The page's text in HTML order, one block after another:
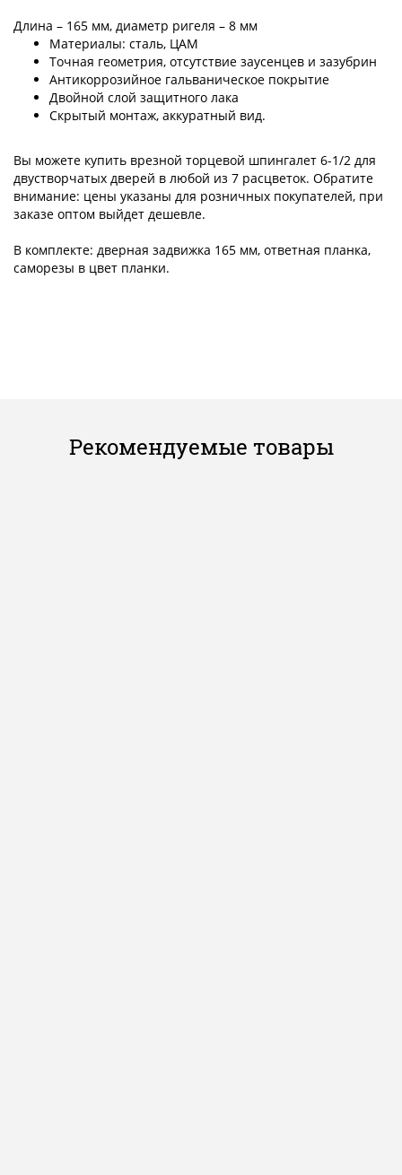
Длина – 165 мм, диаметр ригеля – 8 мм
Материалы: сталь, ЦАМ
Точная геометрия, отсутствие заусенцев и зазубрин
Антикоррозийное гальваническое покрытие
Двойной слой защитного лака
Скрытый монтаж, аккуратный вид.
Вы можете купить врезной торцевой шпингалет 6-1/2 для
двустворчатых дверей в любой из 7 расцветок. Обратите
внимание: цены указаны для розничных покупателей, при
заказе оптом выйдет дешевле.
В комплекте: дверная задвижка 165 мм, ответная планка,
саморезы в цвет планки.
Рекомендуемые товары